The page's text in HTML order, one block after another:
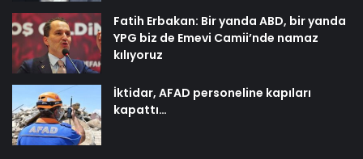
Fatih Erbakan: Bir yanda ABD, bir yanda
YPG biz de Emevi Camii’nde namaz
kılıyoruz
İktidar, AFAD personeline kapıları
kapattı…